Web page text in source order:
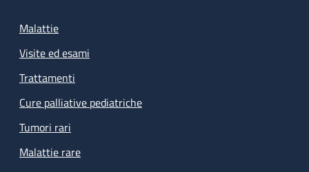
Malattie
Visite ed esami
Trattamenti
Cure palliative pediatriche
Tumori rari
Malattie rare